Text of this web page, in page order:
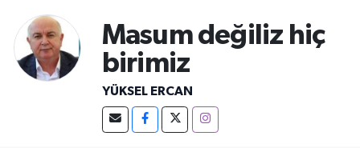
Masum değiliz hiç
birimiz
YÜKSEL ERCAN
Son Dakika Haberleri
Haber Arşivi